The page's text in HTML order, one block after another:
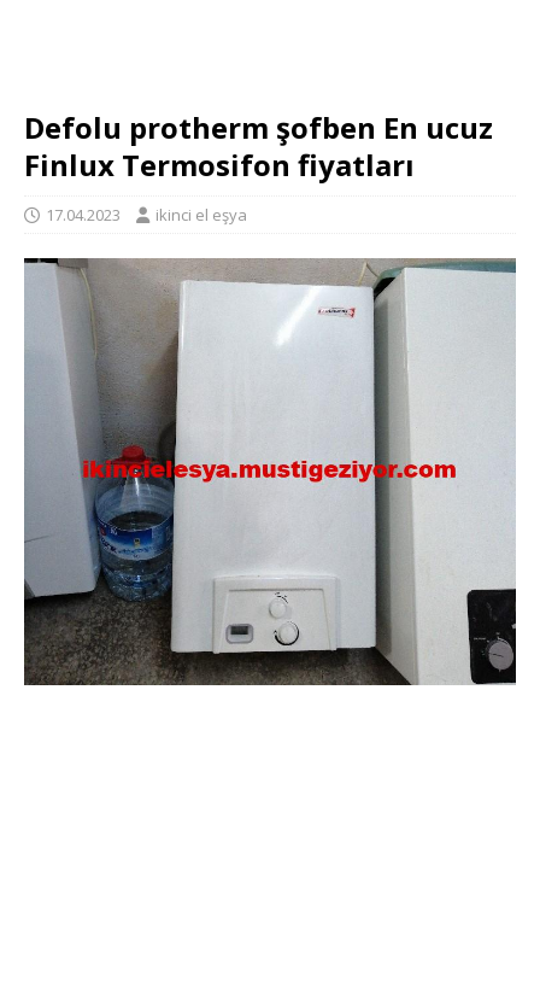
Defolu protherm şofben En ucuz
Finlux Termosifon fiyatları
17.04.2023 ikinci el eşya